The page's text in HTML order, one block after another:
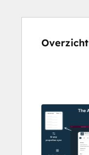
Overzicht
andere
weer
te